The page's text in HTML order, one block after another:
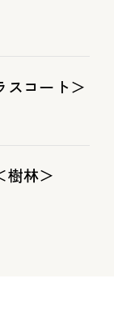
スコート＞
樹林＞